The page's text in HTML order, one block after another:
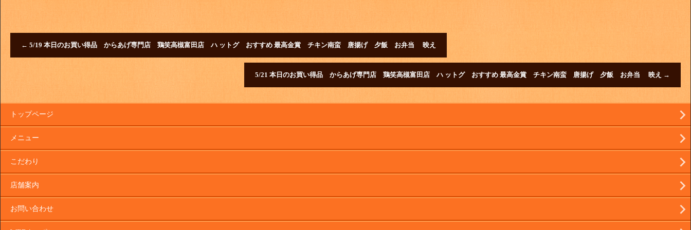
← 5/19 本日のお買い得品 からあげ専門店 鶏笑高槻富田店 ハ ットグ おすすめ 最高金賞 チキン南蛮 唐揚げ 夕飯 お弁当 映え
5/21 本日のお買い得品 からあげ専門店 鶏笑高槻富田店 ハ ットグ おすすめ 最高金賞 チキン南蛮 唐揚げ 夕飯 お弁当 映え →
トップページ
メニュー
こだわり
店舗案内
お問い合わせ